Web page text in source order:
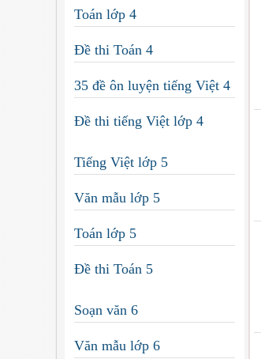
Toán lớp 4
Đề thi Toán 4
35 đề ôn luyện tiếng Việt 4
Đề thi tiếng Việt lớp 4
Tiếng Việt lớp 5
Văn mẫu lớp 5
Toán lớp 5
Đề thi Toán 5
Soạn văn 6
Văn mẫu lớp 6